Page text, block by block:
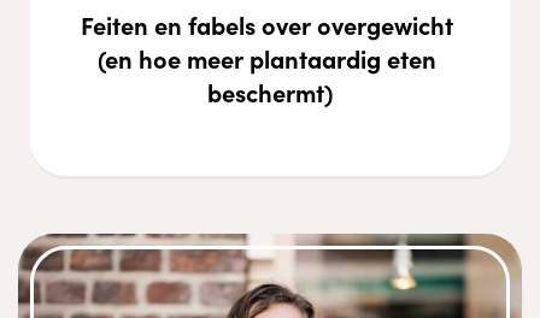
Feiten en fabels over overgewicht
(en hoe meer plantaardig eten
beschermt)